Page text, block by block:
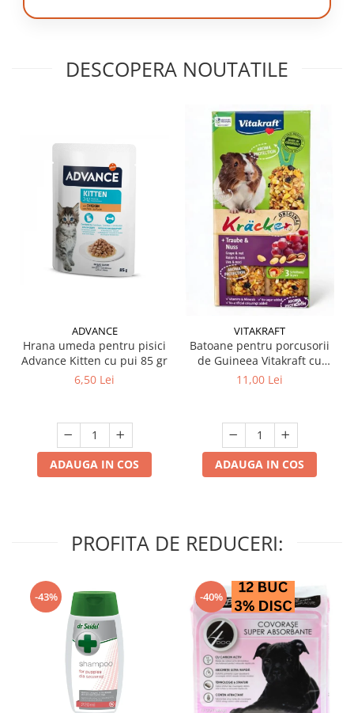
DESCOPERA NOUTATILE
ADVANCE
Hrana umeda pentru pisici
Advance Kitten cu pui 85 gr
6,50 Lei
ADAUGA IN COS
VITAKRAFT
Batoane pentru porcusorii
de Guineea Vitakraft cu
struguri & nuci 2 buc
11,00 Lei
ADAUGA IN COS
PROFITA DE REDUCERI:
-43% -40%